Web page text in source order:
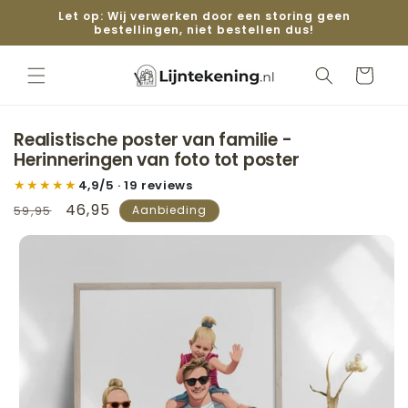
Meteen naarLet op: Wij verwerken door een storing geen
bestellingen, niet bestellen dus!
Winkelwagen
direct naar
Realistische poster van familie -
Herinneringen van foto tot poster
★★★★★ 4,9/5 · 19 reviews
Normale
prijs
59,95 Aanbiedingsprijs
46,95 Aanbieding